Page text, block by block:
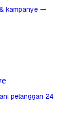
kampanye —
pelanggan 24